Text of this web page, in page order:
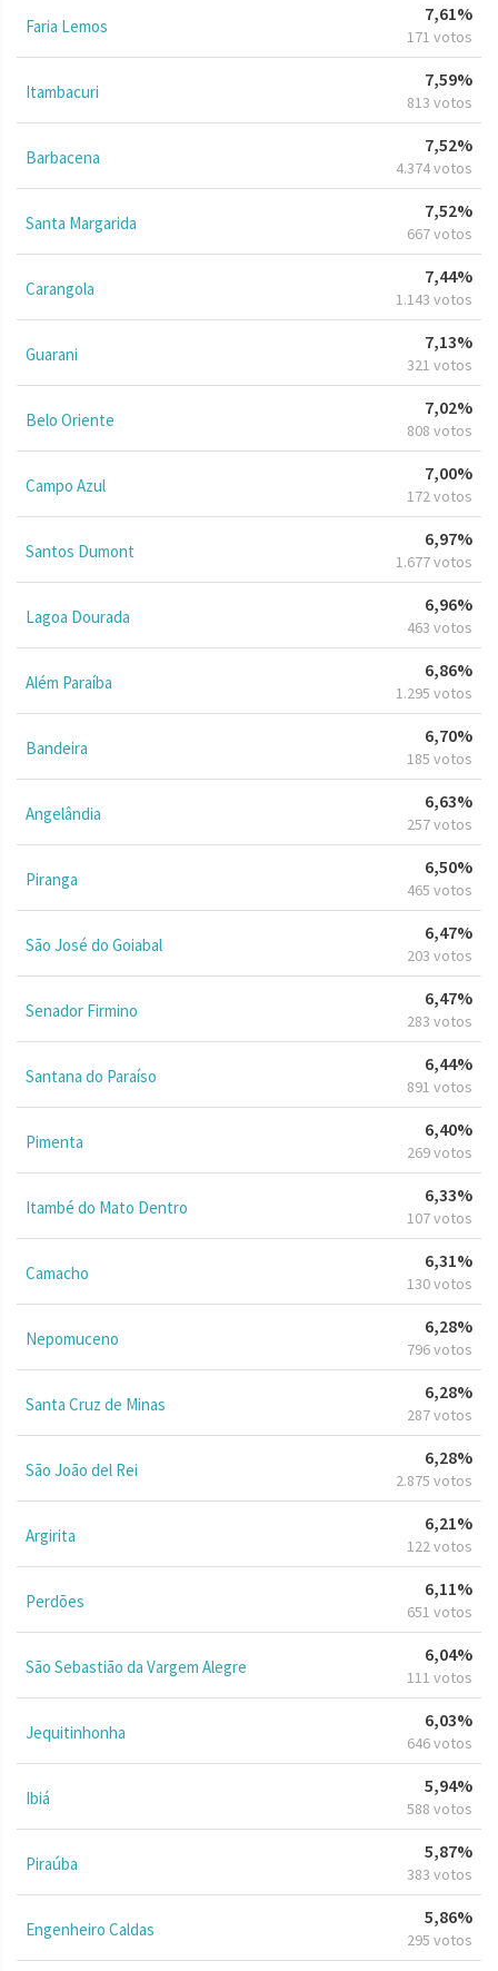
Faria Lemos
7,61%
171 votos
Itambacuri
7,59%
813 votos
Barbacena
7,52%
4.374 votos
Santa Margarida
7,52%
667 votos
Carangola
7,44%
1.143 votos
Guarani
7,13%
321 votos
Belo Oriente
7,02%
808 votos
Campo Azul
7,00%
172 votos
Santos Dumont
6,97%
1.677 votos
Lagoa Dourada
6,96%
463 votos
Além Paraíba
6,86%
1.295 votos
Bandeira
6,70%
185 votos
Angelândia
6,63%
257 votos
Piranga
6,50%
465 votos
São José do Goiabal
6,47%
203 votos
Senador Firmino
6,47%
283 votos
Santana do Paraíso
6,44%
891 votos
Pimenta
6,40%
269 votos
Itambé do Mato Dentro
6,33%
107 votos
Camacho
6,31%
130 votos
Nepomuceno
6,28%
796 votos
Santa Cruz de Minas
6,28%
287 votos
São João del Rei
6,28%
2.875 votos
Argirita
6,21%
122 votos
Perdões
6,11%
651 votos
São Sebastião da Vargem Alegre
6,04%
111 votos
Jequitinhonha
6,03%
646 votos
Ibiá
5,94%
588 votos
Piraúba
5,87%
383 votos
Engenheiro Caldas
5,86%
295 votos